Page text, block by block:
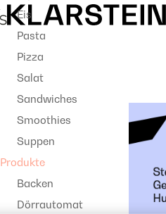
Eis
Pasta
Pizza
Salat
Sandwiches
Smoothies
Suppen
Produkte
Backen
Dörrautomat